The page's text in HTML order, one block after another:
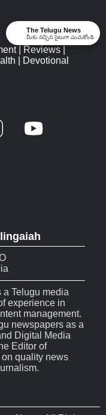
| Reviews |
Devotional
a Telugu media
experience in
management.
newspapers as a
Digital Media
Editor of
quality news
The Telugu News
మీకు నచ్చిన సైటుగా ఎంచుకోండి